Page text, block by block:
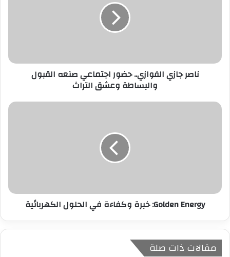
ر
ناصر جازي الفوازي.. حضور اجتماعي صنعه القبول
والبساطة وعشق التراث
Golden Energy: خبرة وكفاءة في الحلول الكهربائية
مقالات ذات صلة